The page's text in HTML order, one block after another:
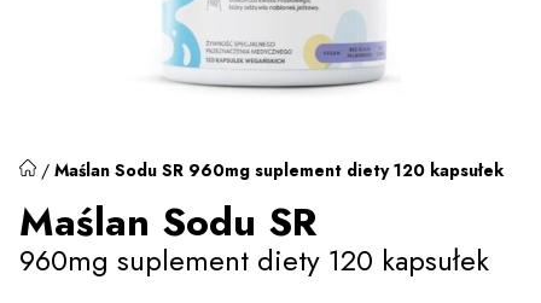
/ Maślan Sodu SR 960mg suplement diety 120 kapsułek
Maślan Sodu SR
960mg suplement diety 120 kapsułek